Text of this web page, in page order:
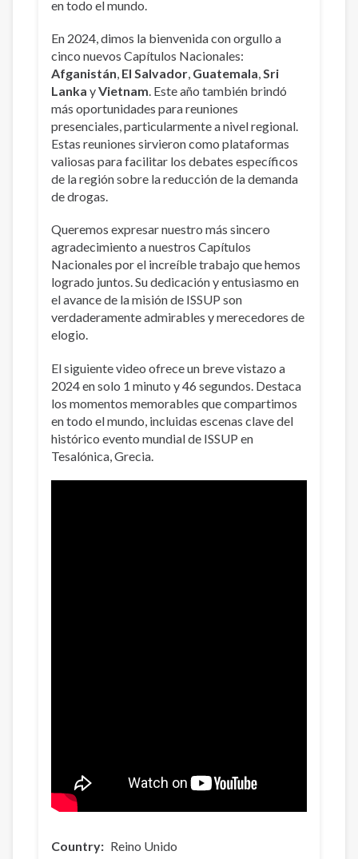
en todo el mundo.
En 2024, dimos la bienvenida con orgullo a
cinco nuevos Capítulos Nacionales:
Afganistán, El Salvador, Guatemala,Sri
Lanka yVietnam. Este año también brindó
más oportunidades para reuniones
presenciales, particularmente a nivel regional.
Estas reuniones sirvieron como plataformas
valiosas para facilitar los debates específicos
de la región sobre la reducción de la demanda
de drogas.
Queremos expresar nuestro más sincero
agradecimiento a nuestros Capítulos
Nacionales por el increíble trabajo que hemos
logrado juntos. Su dedicación y entusiasmo en
el avance de la misión de ISSUP son
verdaderamente admirables y merecedores de
elogio.
El siguiente video ofrece un breve vistazo a
2024 en solo 1 minuto y 46 segundos. Destaca
los momentos memorables que compartimos
en todo el mundo, incluidas escenas clave del
histórico evento mundial de ISSUP en
Tesalónica, Grecia.
Country
Reino Unido